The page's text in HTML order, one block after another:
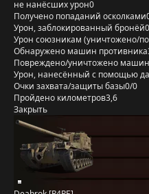
не нанёсших урон0
Получено попаданий осколками
Урон, заблокированный бронёй0
Урон союзникам (уничтожено/
Обнаружено машин противника
Повреждено/уничтожено
Урон, нанесённый с помощью
Очки захвата/защиты базы0/0
Пройдено километров3,6
Закрыть